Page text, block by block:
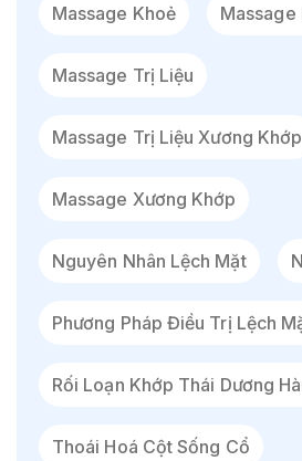
Massage Khoẻ Massage
Massage Trị Liệu
Massage Trị Liệu Xương Khớp
Massage Xương Khớp
Nguyên Nhân Lệch Mặt
Phương Pháp Điều Trị Lệch
Rối Loạn Khớp Thái Dương
Thoái Hoá Cột Sống Cổ